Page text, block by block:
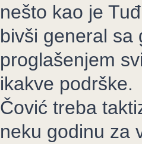
nešto kao je
bivši general sa
proglašenjem
ikakve podrške.
Čović treba
neku godinu za